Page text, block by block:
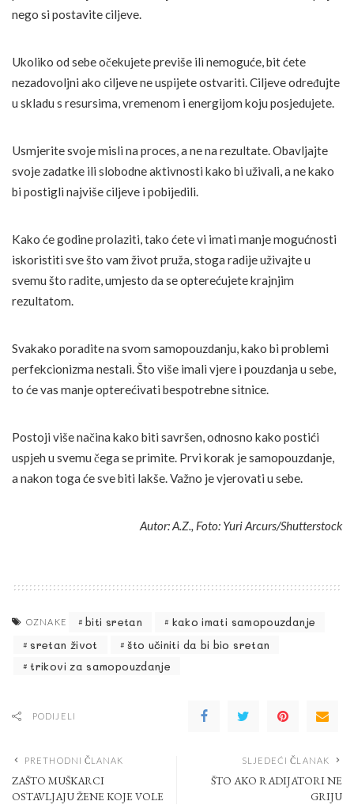
nego si postavite ciljeve.
Ukoliko od sebe očekujete previše ili nemoguće, bit ćete
nezadovoljni ako ciljeve ne uspijete ostvariti. Ciljeve određujte
u skladu s resursima, vremenom i energijom koju posjedujete.
Usmjerite svoje misli na proces, a ne na rezultate. Obavljajte
svoje zadatke ili slobodne aktivnosti kako bi uživali, a ne kako
bi postigli najviše ciljeve i pobijedili.
Kako će godine prolaziti, tako ćete vi imati manje mogućnosti
iskoristiti sve što vam život pruža, stoga radije uživajte u
svemu što radite, umjesto da se opterećujete krajnjim
rezultatom.
Svakako poradite na svom samopouzdanju, kako bi problemi
perfekcionizma nestali. Što više imali vjere i pouzdanja u sebe,
to će vas manje opterećivati bespotrebne sitnice.
Postoji više načina kako biti savršen, odnosno kako postići
uspjeh u svemu čega se primite. Prvi korak je samopouzdanje,
a nakon toga će sve biti lakše. Važno je vjerovati u sebe.
Autor: A.Z., Foto: Yuri Arcurs/Shutterstock
OZNAKE biti sretan
kako imati samopouzdanje
sretan život
što učiniti da bi bio sretan
trikovi za samopouzdanje
PODIJELI
PRETHODNI ČLANAK
ZAŠTO MUŠKARCI
OSTAVLJAJU ŽENE KOJE VOLE
SLJEDEĆI ČLANAK
ŠTO AKO RADIJATORI NE
GRIJU